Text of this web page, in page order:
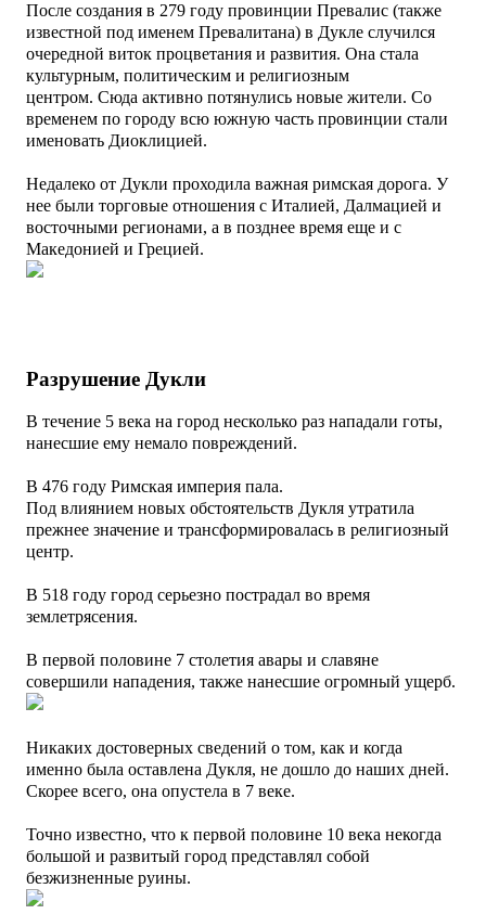
После создания в 279 году провинции Превалис (также
известной под именем Превалитана) в Дукле случился
очередной виток процветания и развития. Она стала
культурным, политическим и религиозным
центром. Сюда активно потянулись новые жители. Со
временем по городу всю южную часть провинции стали
именовать Диоклицией.
Недалеко от Дукли проходила важная римская дорога. У
нее были торговые отношения с Италией, Далмацией и
восточными регионами, а в позднее время еще и с
Македонией и Грецией.
Разрушение Дукли
В течение 5 века на город несколько раз нападали готы,
нанесшие ему немало повреждений.
В 476 году Римская империя пала.
Под влиянием новых обстоятельств Дукля утратила
прежнее значение и трансформировалась в религиозный
центр.
В 518 году город серьезно пострадал во время
землетрясения.
В первой половине 7 столетия авары и славяне
совершили нападения, также нанесшие огромный ущерб.
Никаких достоверных сведений о том, как и когда
именно была оставлена Дукля, не дошло до наших дней.
Скорее всего, она опустела в 7 веке.
Точно известно, что к первой половине 10 века некогда
большой и развитый город представлял собой
безжизненные руины.